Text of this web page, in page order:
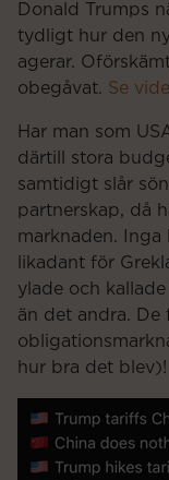
Donald Trumps
tydligt hur den
agerar.
obegåvat. Se
Har man som
därtill stora
samtidigt slår
partnerskap, då
marknaden. Inga
likadant för
ylade och
än det andra. De
hur bra det blev)!